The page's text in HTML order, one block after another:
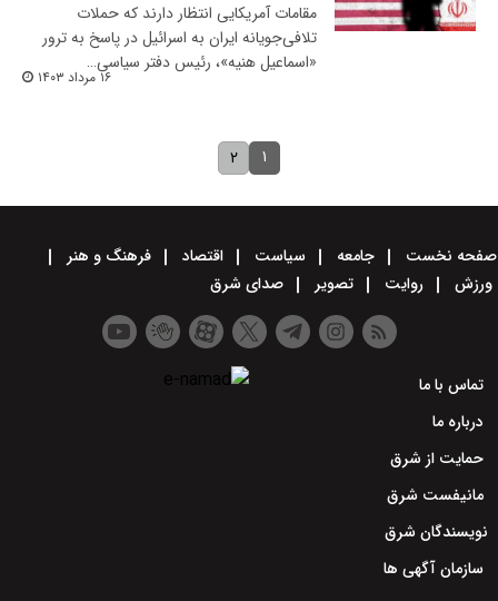
مقامات آمریکایی انتظار دارند که حملات
تلافی‌جویانه ایران به اسرائیل در پاسخ به ترور
«اسماعیل هنیه»، رئیس دفتر سیاسی…
۱۶ مرداد ۱۴۰۳
۱ ۲
صفحه نخست جامعه سیاست اقتصاد
فرهنگ و هنر
ورزش
روایت تصویر صدای شرق
تماس با ما
درباره ما
حمایت از شرق
مانیفست شرق
نویسندگان شرق
سازمان آگهی ها